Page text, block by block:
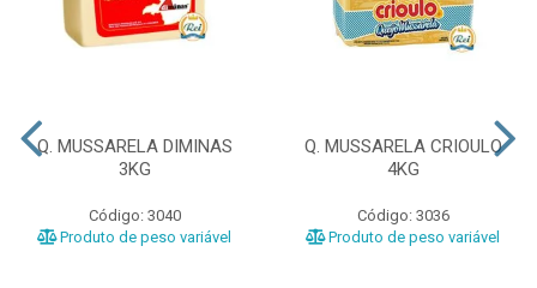
Q. MUSSARELA DIMINAS
3KG
Código: 3040
Produto de peso variável
Q. MUSSARELA CRIOULO
4KG
Código: 3036
Produto de peso variável